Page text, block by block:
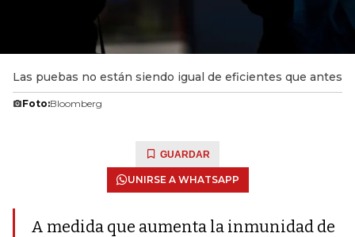
Las puebas no están siendo igual de eficientes que antes
Foto:Bloomberg
GUARDAR
UNIRSE A WHATSAPP
A medida que aumenta la inmunidad de